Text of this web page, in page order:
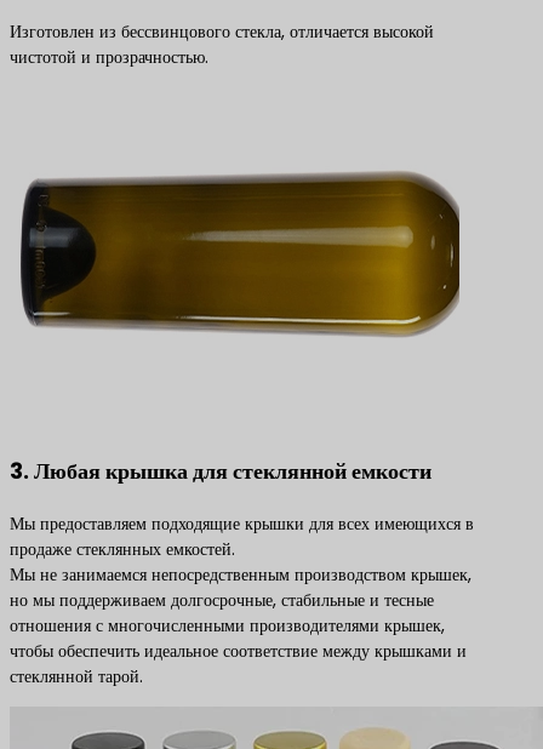
Изготовлен из бессвинцового стекла, отличается высокой
чистотой и прозрачностью.
3. Любая крышка для стеклянной емкости
Мы предоставляем подходящие крышки для всех имеющихся в
продаже стеклянных емкостей.
Мы не занимаемся непосредственным производством крышек,
но мы поддерживаем долгосрочные, стабильные и тесные
отношения с многочисленными производителями крышек,
чтобы обеспечить идеальное соответствие между крышками и
стеклянной тарой.